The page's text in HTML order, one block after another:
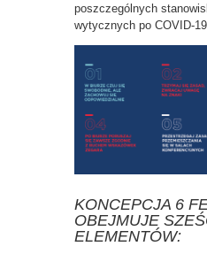
poszczególnych
wytycznych po COVID-
KONCEPCJA 6
OBEJMUJE
ELEMENTÓW: